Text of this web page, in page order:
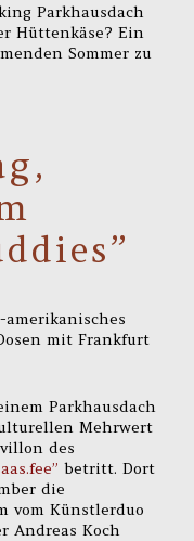
Parkhausdach
Hüttenkäse? Ein
Sommer zu
amerikanisches
mit Frankfurt
Parkhausdach
Mehrwert
des
betritt. Dort
die
vom Künstlerduo
Andreas Koch